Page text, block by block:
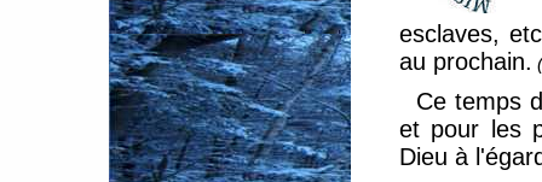
esclaves,
au prochain.
Ce temps
et pour les
Dieu à